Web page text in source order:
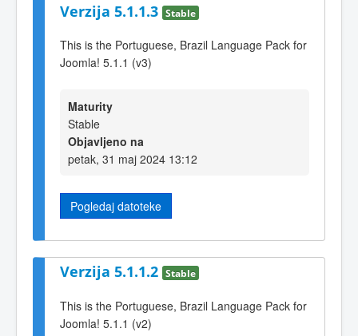
Verzija 5.1.1.3 Stable
This is the Portuguese, Brazil Language Pack for
Joomla! 5.1.1 (v3)
Maturity
Stable
Objavljeno na
petak, 31 maj 2024 13:12
Pogledaj datoteke
Verzija 5.1.1.2 Stable
This is the Portuguese, Brazil Language Pack for
Joomla! 5.1.1 (v2)